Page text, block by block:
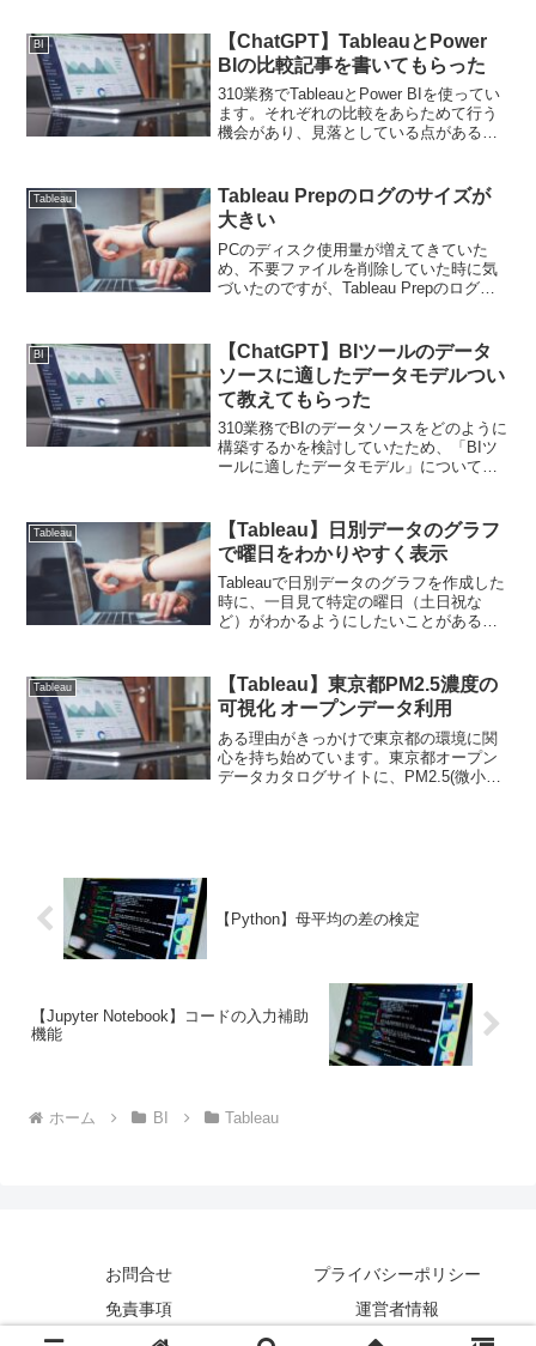
ジでした。Tableau Prepバ...
BI
【ChatGPT】TableauとPower
BIの比較記事を書いてもらった
310業務でTableauとPower BIを使ってい
ます。それぞれの比較をあらためて行う
機会があり、見落としている点があるか
ず、「ツール選定を行う担当者向けの...
Tableau
Tableau Prepのログのサイズが
大きい
PCのディスク使用量が増えてきていた
め、不要ファイルを削除していた時に気
づいたのですが、Tableau Prepのログの
方は一度見てみてもよいかと思います...
BI
【ChatGPT】BIツールのデータ
ソースに適したデータモデルつい
て教えてもらった
310業務でBIのデータソースをどのように
構築するかを検討していたため、「BIツ
ールに適したデータモデル」について、
に適したデータモデルの重要性ビジネス
イン...
Tableau
【Tableau】日別データのグラフ
で曜日をわかりやすく表示
Tableauで日別データのグラフを作成した
時に、一目見て特定の曜日（土日祝な
ど）がわかるようにしたいことがあると
をつける方法を記載します。以下のグラ
フを作成してみます...
Tableau
【Tableau】東京都PM2.5濃度の
可視化 オープンデータ利用
ある理由がきっかけで東京都の環境に関
心を持ち始めています。東京都オープン
データカタログサイトに、PM2.5(微小粒
【Python】母平均の差の検定
【Jupyter Notebook】コードの入力補助
機能
ホーム BI Tableau
お問合せ
プライバシーポリシー
免責事項
運営者情報